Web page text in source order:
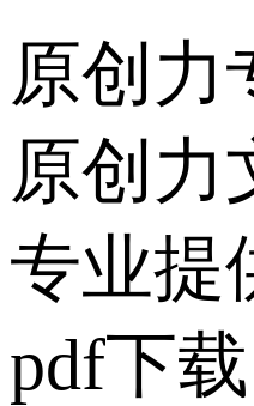
原创力
原创力
专业提
pdf下